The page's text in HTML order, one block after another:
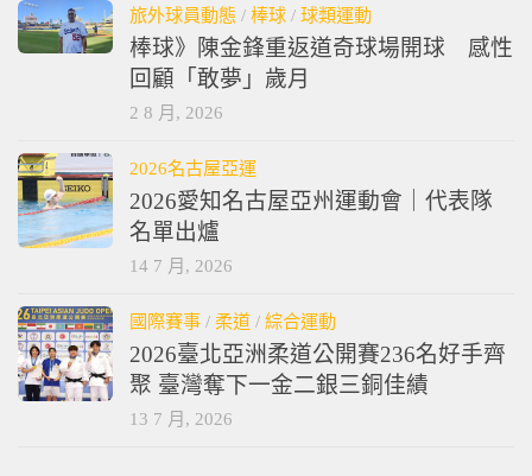
旅外球員動態 / 棒球 / 球類運動
棒球》陳金鋒重返道奇球場開球 感性
回顧「敢夢」歲月
2 8 月, 2026
2026名古屋亞運
2026愛知名古屋亞州運動會｜代表隊
名單出爐
14 7 月, 2026
國際賽事 / 柔道 / 綜合運動
2026臺北亞洲柔道公開賽236名好手齊
聚 臺灣奪下一金二銀三銅佳績
13 7 月, 2026